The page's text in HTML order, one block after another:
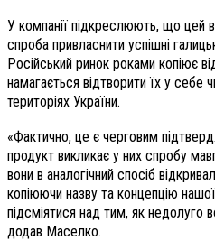
У компанії підкреслюють, що цей
спроба привласнити успішні
Російський ринок роками копіює
намагається відтворити їх у себе
територіях України.
«Фактично, це є черговим
продукт викликає у них спробу
вони в аналогічний спосіб
копіюючи назву та концепцію
підсміятися над тим, як недолуго
додав Маселко.